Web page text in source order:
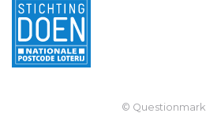
© Questionmark